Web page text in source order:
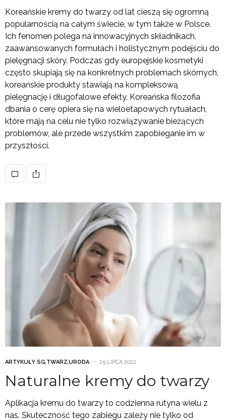
Koreańskie kremy do twarzy od lat cieszą się ogromną
popularnością na całym świecie, w tym także w Polsce.
Ich fenomen polega na innowacyjnych składnikach,
zaawansowanych formułach i holistycznym podejściu do
pielęgnacji skóry. Podczas gdy europejskie kosmetyki
często skupiają się na konkretnych problemach skórnych,
koreańskie produkty stawiają na kompleksową
pielęgnację i długofalowe efekty. Koreańska filozofia
dbania o cerę opiera się na wieloetapowych rytuałach,
które mają na celu nie tylko rozwiązywanie bieżących
problemów, ale przede wszystkim zapobieganie im w
przyszłości.
ARTYKUŁY SG,TWARZ,URODA 25 LIPCA 2022
Naturalne kremy do twarzy
Aplikacja kremu do twarzy to codzienna rutyna wielu z
nas. Skuteczność tego zabiegu zależy nie tylko od